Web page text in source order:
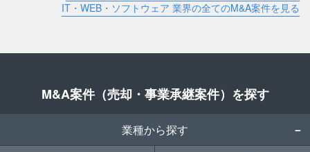
IT・WEB・ソフトウェア 業界の全てのM&A案件を見る
M&A案件（売却・事業承継案件）を探す
業種から探す